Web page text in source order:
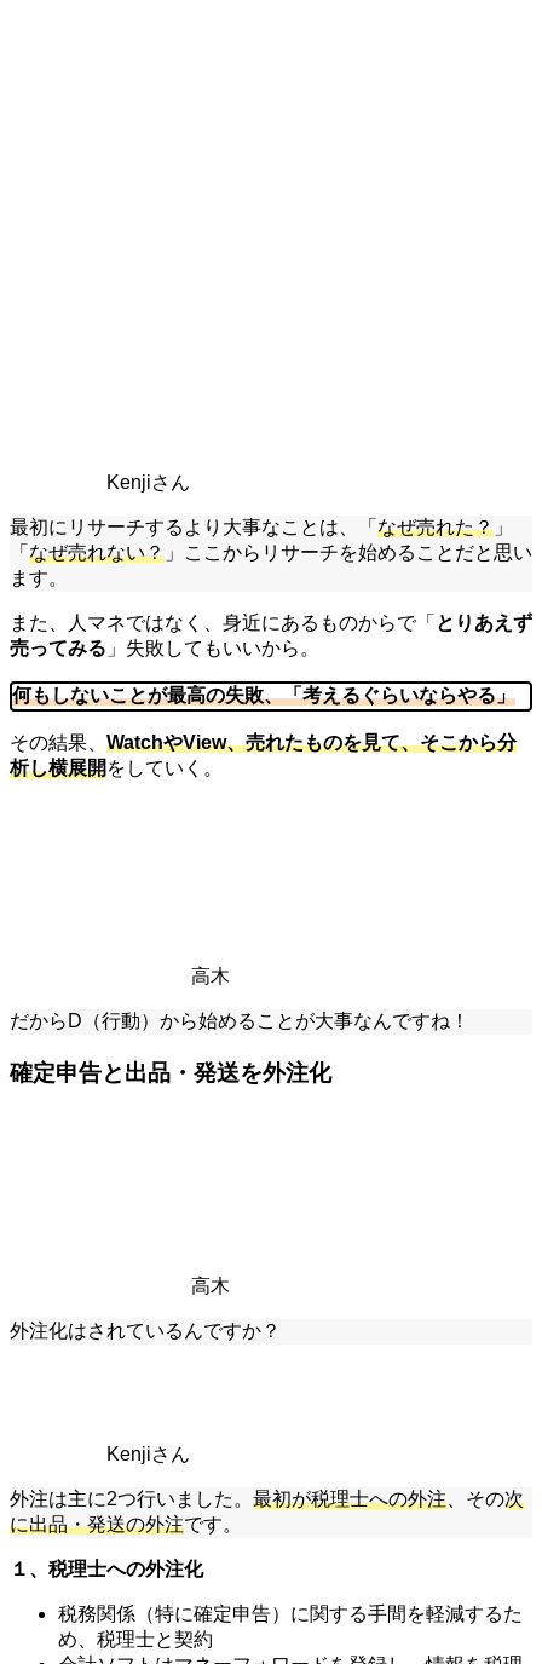
Kenjiさん
最初にリサーチするより大事なことは、「 なぜ売れた？ 」
「 なぜ売れない？ 」ここからリサーチを始めることだと思い
ます。
また、人マネではなく、身近にあるものからで「 とりあえず
売ってみる 」失敗してもいいから。
何もしないことが最高の失敗、「考えるぐらいならやる」
その結果、 WatchやView、売れたものを見て、そこから分
析し横展開をしていく。
高木
だからD（行動）から始めることが大事なんですね！
確定申告と出品・発送を外注化
高木
外注化はされているんですか？
Kenjiさん
外注は主に2つ行いました。 最初が税理士への外注、その次
に出品・発送の外注です。
１、税理士への外注化
税務関係（特に確定申告）に関する手間を軽減するた
め、税理士と契約